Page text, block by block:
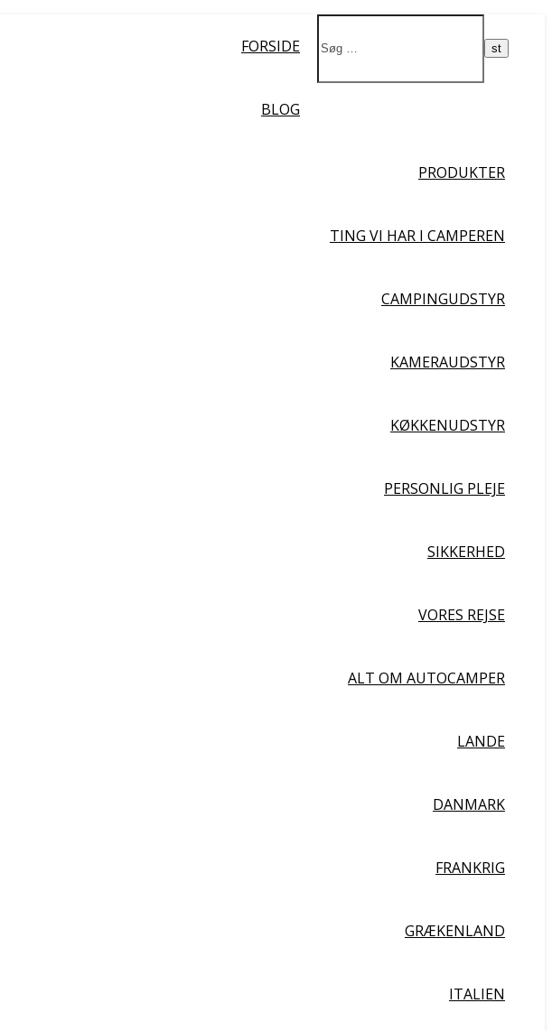
FORSIDE
BLOG
PRODUKTER
TING VI HAR I CAMPEREN
CAMPINGUDSTYR
KAMERAUDSTYR
KØKKENUDSTYR
PERSONLIG PLEJE
SIKKERHED
VORES REJSE
ALT OM AUTOCAMPER
LANDE
DANMARK
FRANKRIG
GRÆKENLAND
ITALIEN